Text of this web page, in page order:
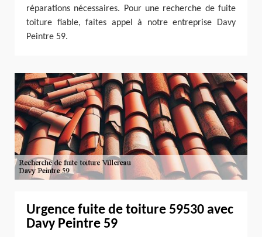
réparations nécessaires. Pour une recherche de fuite
toiture fiable, faites appel à notre entreprise Davy
Peintre 59.
Urgence fuite de toiture 59530 avec
Davy Peintre 59